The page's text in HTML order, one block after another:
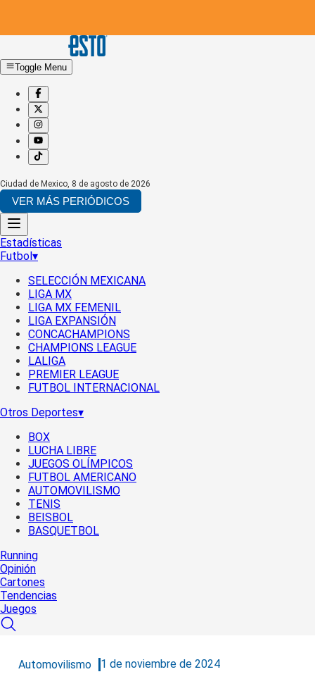
Toggle Menu
Ciudad de Mexico, 8 de agosto de 2026
VER MÁS PERIÓDICOS
Estadísticas
Futbol▾
SELECCIÓN MEXICANA
LIGA MX
LIGA MX FEMENIL
LIGA EXPANSIÓN
CONCACHAMPIONS
CHAMPIONS LEAGUE
LALIGA
PREMIER LEAGUE
FUTBOL INTERNACIONAL
Otros Deportes▾
BOX
LUCHA LIBRE
JUEGOS OLÍMPICOS
FUTBOL AMERICANO
AUTOMOVILISMO
TENIS
BEISBOL
BASQUETBOL
Running
Opinión
Cartones
Tendencias
Juegos
Automovilismo 1 de noviembre de 2024